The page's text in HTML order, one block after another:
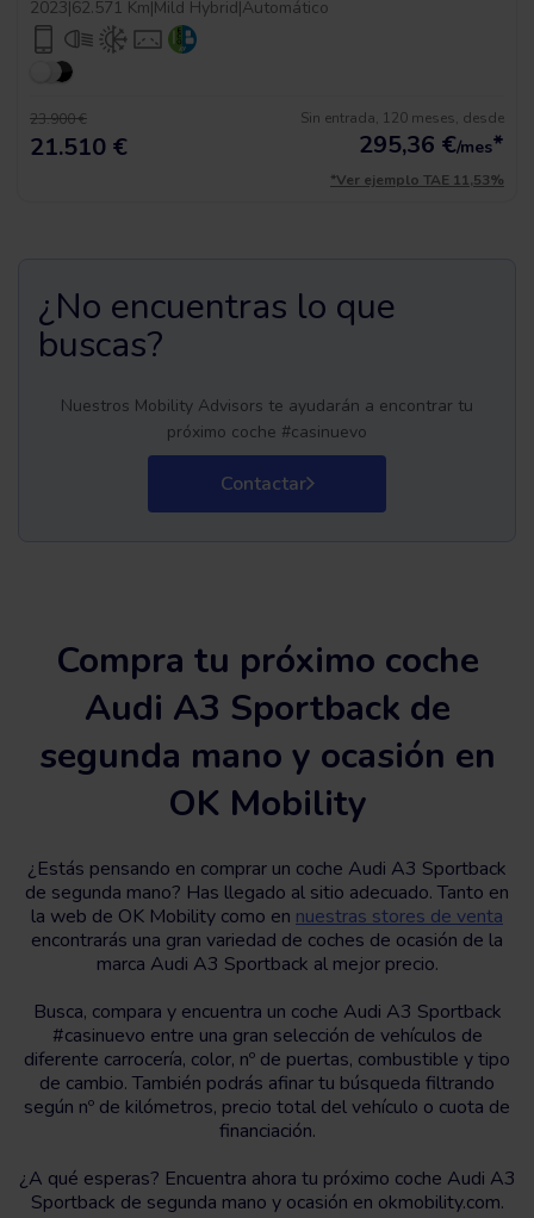
2023|62.571 Km|Mild Hybrid|Automático
23.900 €
21.510 €
Sin entrada, 120 meses, desde
295,36 €/mes*
*Ver ejemplo TAE 11,53%
¿No encuentras lo que
buscas?
Nuestros Mobility Advisors te ayudarán a encontrar tu
próximo coche #casinuevo
Contactar
Compra tu próximo coche
Audi A3 Sportback de
segunda mano y ocasión en
OK Mobility
¿Estás pensando en comprar un coche Audi A3 Sportback
de segunda mano? Has llegado al sitio adecuado. Tanto en
la web de OK Mobility como en nuestras stores de venta
encontrarás una gran variedad de coches de ocasión de la
marca Audi A3 Sportback al mejor precio.
Busca, compara y encuentra un coche Audi A3 Sportback
#casinuevo entre una gran selección de vehículos de
diferente carrocería, color, nº de puertas, combustible y tipo
de cambio. También podrás afinar tu búsqueda filtrando
según nº de kilómetros, precio total del vehículo o cuota de
financiación.
¿A qué esperas? Encuentra ahora tu próximo coche Audi A3
Sportback de segunda mano y ocasión en okmobility.com.